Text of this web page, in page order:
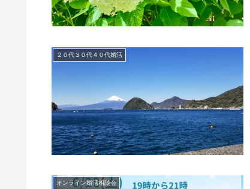
２０代３０代４０代婚活
オンライン婚活相談会